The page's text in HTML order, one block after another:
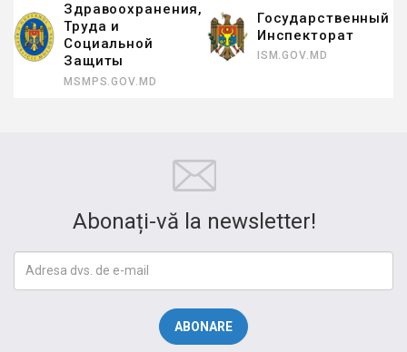
Государственный
Инспекторат
ISM.GOV.MD
CNPM.MD
CNPM.MD
Abonați-vă la newsletter!